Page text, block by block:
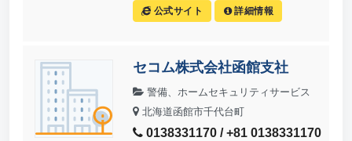
公式サイト 詳細情報
セコム株式会社函館支社
警備、ホームセキュリティサービス
北海道函館市千代台町
0138331170 / +81 0138331170